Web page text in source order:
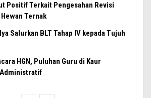
Positif Terkait Pengesahan Revisi
Ternak
Salurkan BLT Tahap IV kepada Tujuh
HGN, Puluhan Guru di Kaur